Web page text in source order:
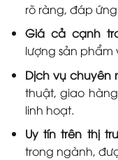
rõ ràng, đáp
Giá cả cạnh
lượng sản phẩm
Dịch vụ chuyên
thuật, giao
linh hoạt.
Uy tín trên thị
trong ngành,